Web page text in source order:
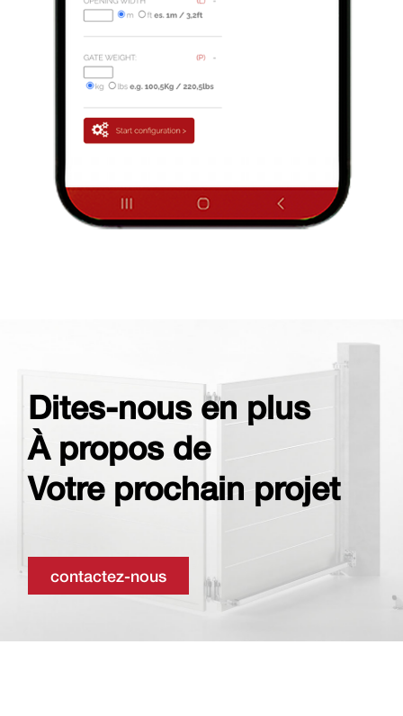
Dites-nous en plus
À propos de
Votre prochain projet
contactez-nous